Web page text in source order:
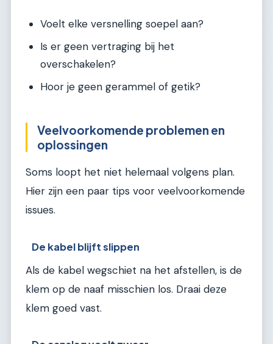
Voelt elke versnelling soepel aan?
Is er geen vertraging bij het
overschakelen?
Hoor je geen gerammel of getik?
Veelvoorkomende problemen en
oplossingen
Soms loopt het niet helemaal volgens plan.
Hier zijn een paar tips voor veelvoorkomende
issues.
De kabel blijft slippen
Als de kabel wegschiet na het afstellen, is de
klem op de naaf misschien los. Draai deze
klem goed vast.